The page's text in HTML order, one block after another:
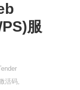
服
活码,